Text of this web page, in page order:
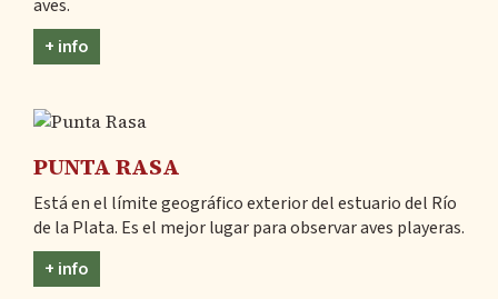
aves.
+ info
PUNTA RASA
Está en el límite geográfico exterior del estuario del Río
de la Plata. Es el mejor lugar para observar aves playeras.
+ info